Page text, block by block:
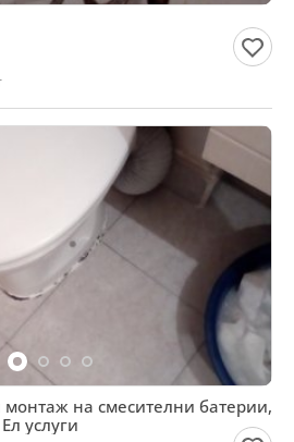
монтаж на смесителни батерии,
услуги